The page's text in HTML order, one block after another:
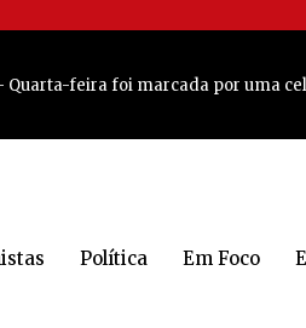
Futsal acerta retorno de ala após 11
- Quarta-feira foi marcada por uma
do Sul são destaque em uma
Política Em Foco